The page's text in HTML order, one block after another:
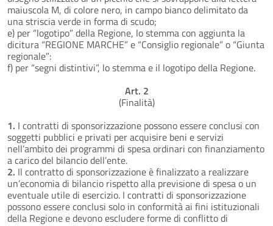
maiuscola M, di colore nero, in campo bianco delimitato da
una striscia verde in forma di scudo;
e) per “logotipo” della Regione, lo stemma con aggiunta la
dicitura “REGIONE MARCHE” e “Consiglio regionale” o “Giunta
regionale”:
f) per “segni distintivi”, lo stemma e il logotipo della Regione.
Art. 2
(Finalità)
1. I contratti di sponsorizzazione possono essere conclusi con
soggetti pubblici e privati per acquisire beni e servizi
nell’ambito dei programmi di spesa ordinari con finanziamento
a carico del bilancio dell’ente.
2. Il contratto di sponsorizzazione è finalizzato a realizzare
un’economia di bilancio rispetto alla previsione di spesa o un
eventuale utile di esercizio. I contratti di sponsorizzazione
possono essere conclusi solo in conformità ai fini istituzionali
della Regione e devono escludere forme di conflitto di